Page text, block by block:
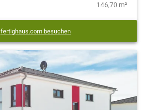
146,70 m²
fertighaus.com besuchen